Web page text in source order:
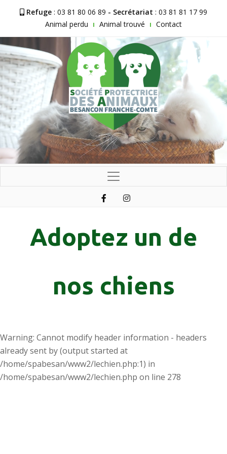
Refuge : 03 81 80 06 89 - Secrétariat : 03 81 81 17 99
Animal perdu
Animal trouvé Contact
Adoptez un de
nos chiens
Warning: Cannot modify header information - headers
already sent by (output started at
/home/spabesan/www2/lechien.php:1) in
/home/spabesan/www2/lechien.php on line 278